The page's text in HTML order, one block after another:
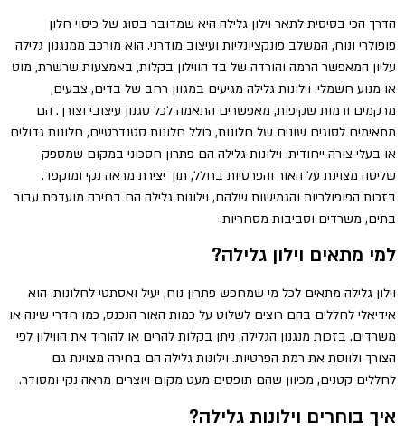
הדרך הכי בסיסית לתאר וילון גלילה היא שמדובר בסוג של כיסוי חלון
פופולרי ונוח, המשלב פונקציונליות ועיצוב מודרני. הוא מורכב ממנגנון גלילה
עליון המאפשר הרמה והורדה של בד הווילון בקלות, באמצעות שרשרת, מוט
או מנוע חשמלי. וילונות גלילה מגיעים במגוון רחב של בדים, צבעים,
מרקמים ורמות שקיפות, מאפשרים התאמה לכל סגנון עיצובי וצורך. הם
מתאימים לסוגים שונים של חלונות, כולל חלונות סטנדרטיים, חלונות גדולים
או בעלי צורה ייחודית. וילונות גלילה הם פתרון חסכוני במקום שמספק
שליטה מצוינת על האור והפרטיות בחלל, תוך יצירת מראה נקי ומוקפד.
בזכות הפופולריות והגמישות שלהם, וילונות גלילה הם בחירה מועדפת עבור
בתים, משרדים וסביבות מסחריות.
למי מתאים וילון גלילה?
וילון גלילה מתאים לכל מי שמחפש פתרון נוח, יעיל ואסתטי לחלונות. הוא
אידיאלי לחללים בהם רוצים לשלוט על כמות האור הנכנס, כמו חדרי שינה או
משרדים. בזכות מנגנון הגלילה, ניתן בקלות להרים או להוריד את הווילון לפי
הצורך ולווסת את רמת הפרטיות. וילונות גלילה הם בחירה מצוינת גם
לחללים קטנים, מכיוון שהם תופסים מעט מקום ויוצרים מראה נקי ומסודר.
איך בוחרים וילונות גלילה?